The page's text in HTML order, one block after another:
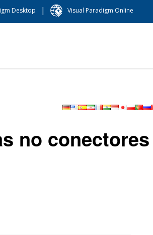
Desktop | Visual Paradigm Online
no conectores